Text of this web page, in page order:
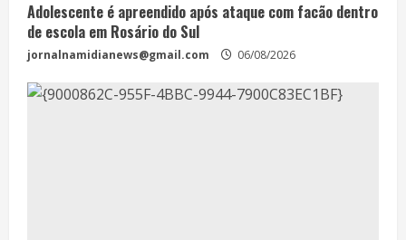
Adolescente é apreendido após ataque com facão dentro
de escola em Rosário do Sul
jornalnamidianews@gmail.com 06/08/2026